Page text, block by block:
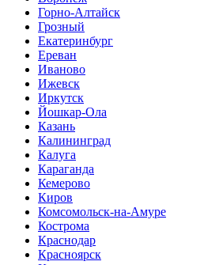
Горно-Алтайск
Грозный
Екатеринбург
Ереван
Иваново
Ижевск
Иркутск
Йошкар-Ола
Казань
Калининград
Калуга
Караганда
Кемерово
Киров
Комсомольск-на-Амуре
Кострома
Краснодар
Красноярск